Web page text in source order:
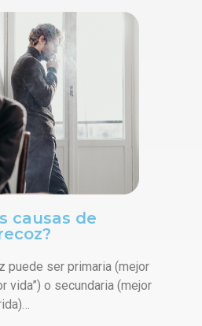
causas de
puede ser primaria (mejor
vida”) o secundaria (mejor